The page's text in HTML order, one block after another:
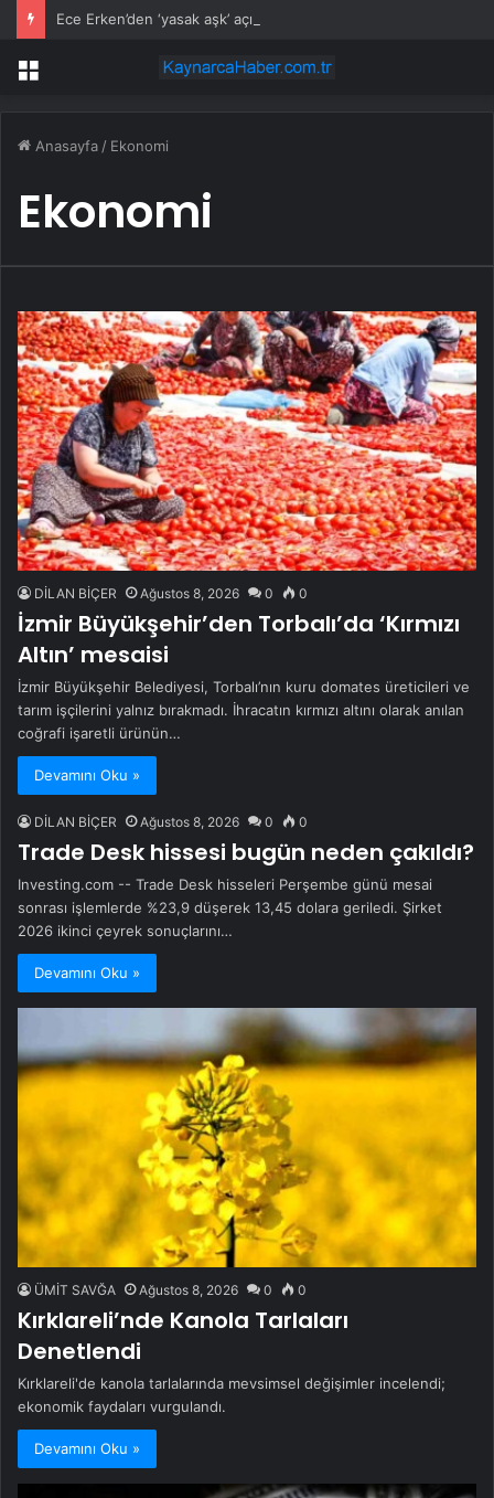
Menü
Anasayfa / Ekonomi
Ekonomi
DİLAN BİÇER Ağustos 8, 2026 0 0
İzmir Büyükşehir’den Torbalı’da ‘Kırmızı
Altın’ mesaisi
İzmir Büyükşehir Belediyesi, Torbalı’nın kuru domates üreticileri ve
tarım işçilerini yalnız bırakmadı. İhracatın kırmızı altını olarak anılan
coğrafi işaretli ürünün…
Devamını Oku »
DİLAN BİÇER Ağustos 8, 2026 0 0
Trade Desk hissesi bugün neden çakıldı?
Investing.com -- Trade Desk hisseleri Perşembe günü mesai
sonrası işlemlerde %23,9 düşerek 13,45 dolara geriledi. Şirket
2026 ikinci çeyrek sonuçlarını…
Devamını Oku »
ÜMİT SAVĞA Ağustos 8, 2026 0 0
Kırklareli’nde Kanola Tarlaları
Denetlendi
Kırklareli'de kanola tarlalarında mevsimsel değişimler incelendi;
ekonomik faydaları vurgulandı.
Devamını Oku »